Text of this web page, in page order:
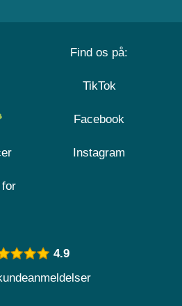
Find os på:
TikTok
Facebook
Instagram
4.9